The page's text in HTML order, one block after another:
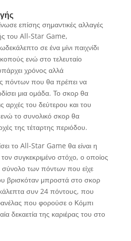
επίσης σημαντικές αλλαγές
του All-Star Game,
σε ένα μίνι παιχνίδι
ενώ στο τελευταίο
χρόνος αλλά
πόντων που θα πρέπει να
μια ομάδα. Το σκορ θα
αρχές του δεύτερου και του
το συνολικό σκορ θα
της τέταρτης περιόδου.
το All-Star Game θα είναι η
συγκεκριμένο στόχο, ο οποίος
σύνολο των πόντων που είχε
βρισκόταν μπροστά στο σκορ
συν 24 πόντους, που
που φορούσε ο Κόμπι
δεκαετία της καριέρας του στο